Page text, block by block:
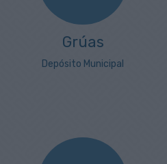
Grúas
Depósito Municipal